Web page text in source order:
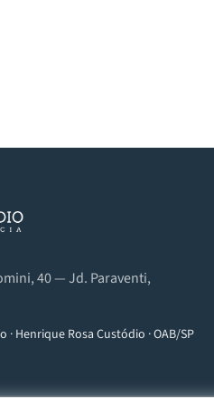
40 — Jd. Paraventi,
· Henrique Rosa Custódio ·OAB/SP